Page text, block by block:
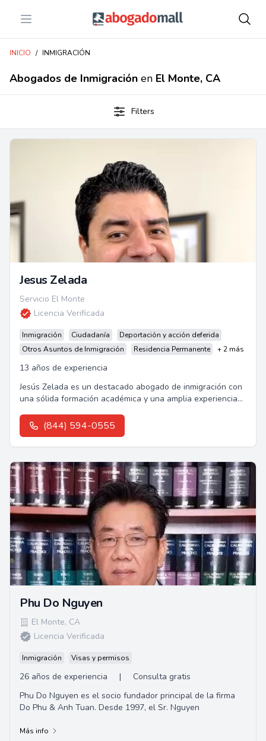
Open menu Abogadomall
INICIO / INMIGRACIÓN
Abogados de Inmigración en El Monte, CA
Filters
Jesus Zelada
Servicio El Monte
Licencia Verificada
Inmigración Ciudadanía
Deportación y acción deferida
Otros Asuntos de Inmigración
Residencia Permanente + 2 más
13 años de experiencia
Jesús Zelada es un destacado abogado de inmigración con
una sólida formación académica y una amplia experiencia
(844) 594-0555
Phu Do Nguyen
El Monte, CA
Licencia Verificada
Inmigración Visas y permisos
26 años de experiencia |
Consulta gratis
Phu Do Nguyen es el socio fundador principal de la firma
Do Phu & Anh Tuan. Desde 1997, el Sr. Nguyen
Más info